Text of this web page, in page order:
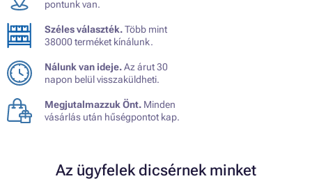
pontunk van.
Széles választék.Több mint
38000 terméket kínálunk.
Nálunk van ideje.Az árut 30
napon belül visszaküldheti.
Megjutalmazzuk Önt. Minden
vásárlás után hűségpontot kap.
Az ügyfelek dicsérnek minket